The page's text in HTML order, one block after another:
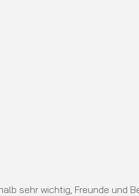
sehr wichtig, Freunde und